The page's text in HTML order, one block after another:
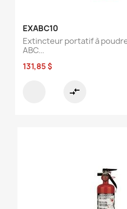
EXABC10
Extincteur portatif à
ABC...
131,85 $
compare_arrows